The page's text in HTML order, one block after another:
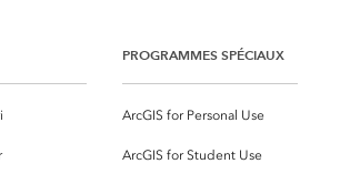
PROGRAMMES SPÉCIAUX
ArcGIS for Personal Use
ArcGIS for Student Use